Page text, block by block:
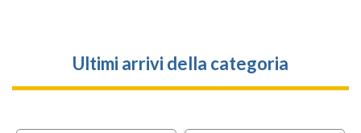
Ultimi arrivi della categoria